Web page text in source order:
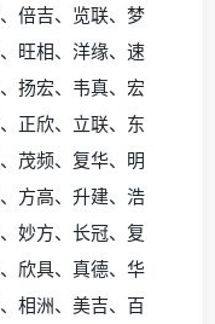
倍吉、览联、梦
旺相、洋缘、速
扬宏、韦真、宏
正欣、立联、东
茂频、复华、明
方高、升建、浩
妙方、长冠、复
欣具、真德、华
相洲、美吉、百